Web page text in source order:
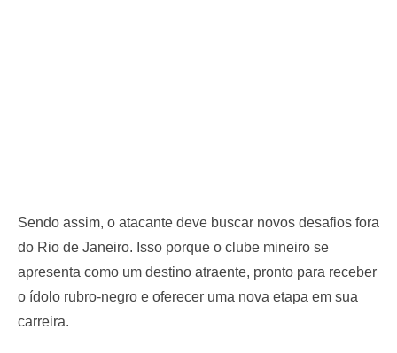
Sendo assim, o atacante deve buscar novos desafios fora
do Rio de Janeiro. Isso porque o clube mineiro se
apresenta como um destino atraente, pronto para receber
o ídolo rubro-negro e oferecer uma nova etapa em sua
carreira.